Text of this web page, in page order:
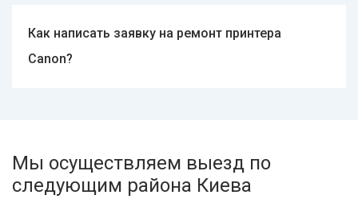
Как написать заявку на ремонт принтера
Canon?
Мы осуществляем выезд по
следующим района Киева